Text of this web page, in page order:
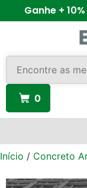
Ganhe +
0
Início / Concreto